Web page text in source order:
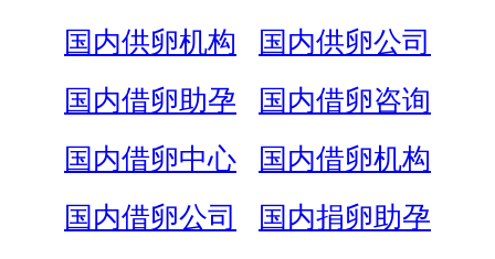
国内供卵机构
国内供卵公司
国内借卵助孕
国内借卵咨询
国内借卵中心
国内借卵机构
国内借卵公司
国内捐卵助孕